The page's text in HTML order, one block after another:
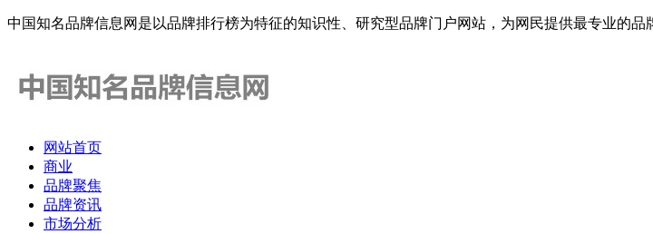
中国知名品牌信息网是以品牌排行榜为特征的知识性、研究型品牌门户网站，为网民提供最专业的
网站首页
商业
品牌聚焦
品牌资讯
市场分析